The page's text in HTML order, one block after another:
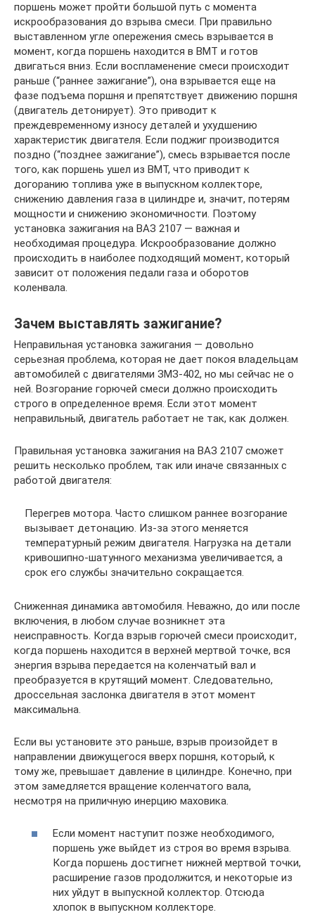
поршень может пройти большой путь с момента
искрообразования до взрыва смеси. При правильно
выставленном угле опережения смесь взрывается в
момент, когда поршень находится в ВМТ и готов
двигаться вниз. Если воспламенение смеси происходит
раньше (“раннее зажигание”), она взрывается еще на
фазе подъема поршня и препятствует движению поршня
(двигатель детонирует). Это приводит к
преждевременному износу деталей и ухудшению
характеристик двигателя. Если поджиг производится
поздно (“позднее зажигание”), смесь взрывается после
того, как поршень ушел из ВМТ, что приводит к
догоранию топлива уже в выпускном коллекторе,
снижению давления газа в цилиндре и, значит, потерям
мощности и снижению экономичности. Поэтому
установка зажигания на ВАЗ 2107 — важная и
необходимая процедура. Искрообразование должно
происходить в наиболее подходящий момент, который
зависит от положения педали газа и оборотов
коленвала.
Зачем выставлять зажигание?
Неправильная установка зажигания — довольно
серьезная проблема, которая не дает покоя владельцам
автомобилей с двигателями ЗМЗ-402, но мы сейчас не о
ней. Возгорание горючей смеси должно происходить
строго в определенное время. Если этот момент
неправильный, двигатель работает не так, как должен.
Правильная установка зажигания на ВАЗ 2107 сможет
решить несколько проблем, так или иначе связанных с
работой двигателя:
Перегрев мотора. Часто слишком раннее возгорание
вызывает детонацию. Из-за этого меняется
температурный режим двигателя. Нагрузка на детали
кривошипно-шатунного механизма увеличивается, а
срок его службы значительно сокращается.
Сниженная динамика автомобиля. Неважно, до или после
включения, в любом случае возникнет эта
неисправность. Когда взрыв горючей смеси происходит,
когда поршень находится в верхней мертвой точке, вся
энергия взрыва передается на коленчатый вал и
преобразуется в крутящий момент. Следовательно,
дроссельная заслонка двигателя в этот момент
максимальна.
Если вы установите это раньше, взрыв произойдет в
направлении движущегося вверх поршня, который, к
тому же, превышает давление в цилиндре. Конечно, при
этом замедляется вращение коленчатого вала,
несмотря на приличную инерцию маховика.
Если момент наступит позже необходимого,
поршень уже выйдет из строя во время взрыва.
Когда поршень достигнет нижней мертвой точки,
расширение газов продолжится, и некоторые из
них уйдут в выпускной коллектор. Отсюда
хлопок в выпускном коллекторе.